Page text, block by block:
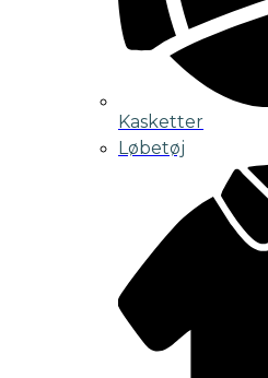
Kasketter
Løbetøj